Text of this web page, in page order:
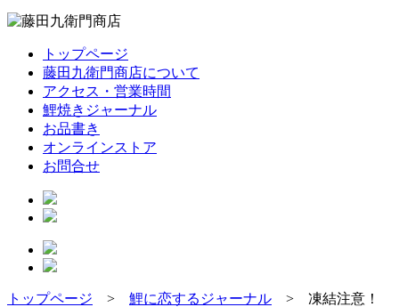
トップページ
藤田九衛門商店について
アクセス・営業時間
鯉焼きジャーナル
お品書き
オンラインストア
お問合せ
トップページ > 鯉に恋するジャーナル > 凍結注意！